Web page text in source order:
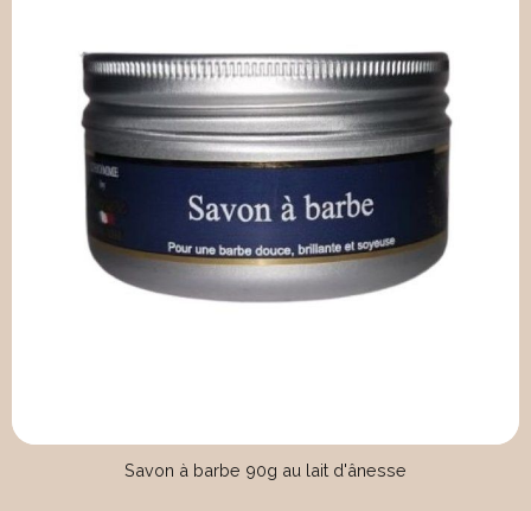
Savon à barbe 90g au lait d'ânesse